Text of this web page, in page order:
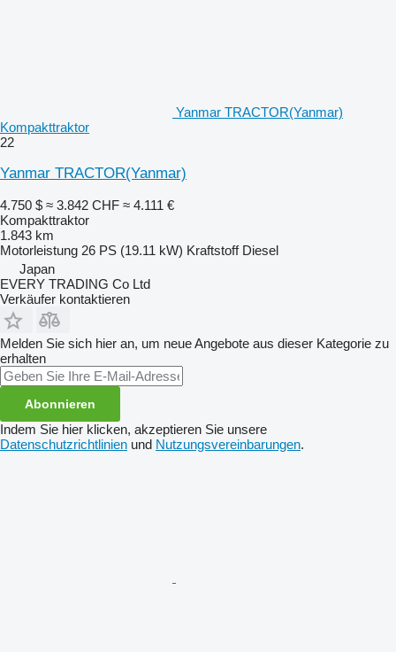
Yanmar TRACTOR(Yanmar)
Kompakttraktor
22
Yanmar TRACTOR(Yanmar)
4.750 $ ≈ 3.842 CHF ≈ 4.111 €
Kompakttraktor
1.843 km
Motorleistung 26 PS (19.11 kW) Kraftstoff Diesel
Japan
EVERY TRADING Co Ltd
Verkäufer kontaktieren
Melden Sie sich hier an, um neue Angebote aus dieser Kategorie zu
erhalten
Abonnieren
Indem Sie hier klicken, akzeptieren Sie unsere
Datenschutzrichtlinien und Nutzungsvereinbarungen.